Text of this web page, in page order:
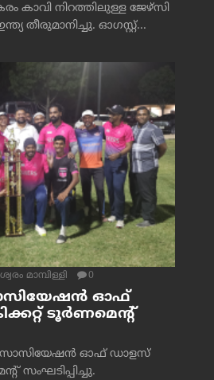
കാവി നിറത്തിലുള്ള ജേഴ്‌സി
തീരുമാനിച്ചു. ഓഗസ്റ്റ്...
മാമ്പിള്ളി 0
ഓഫ്
ടൂർണമെന്റ്
ഓഫ് ഡാളസ്
സംഘടിപ്പിച്ചു.